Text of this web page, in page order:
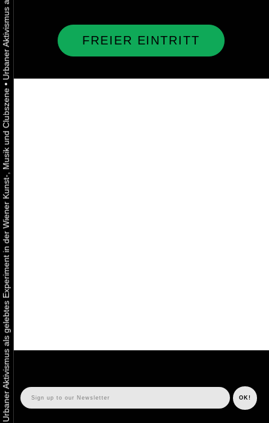
Urbaner Aktivismus als gelebtes Experiment in der Wiener Kunst-, Musik und Clubszene
•
FREIER EINTRITT